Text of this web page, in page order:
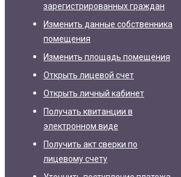
зарегистрированных граждан
Изменить данные собственника
помещения
Изменить площадь помещения
Открыть лицевой счет
Открыть личный кабинет
Получать квитанции в
электронном виде
Получить акт сверки по
лицевому счету